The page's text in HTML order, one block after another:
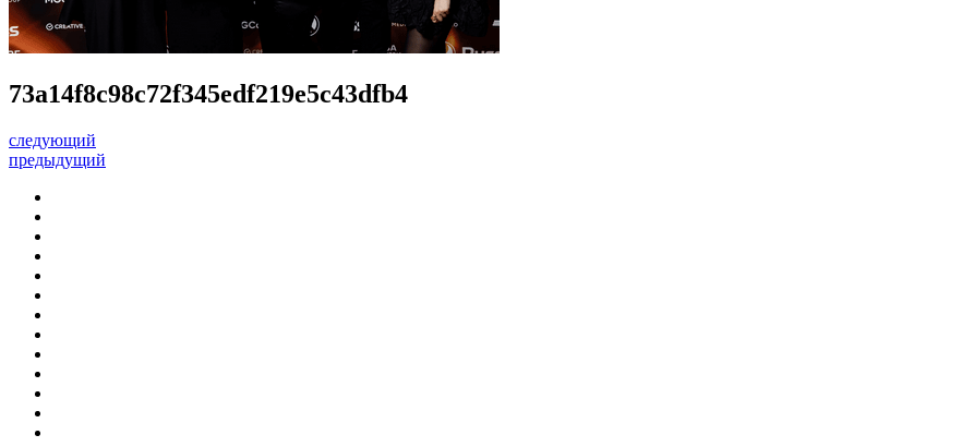
73a14f8c98c72f345edf219e5c43dfb4
следующий
предыдущий